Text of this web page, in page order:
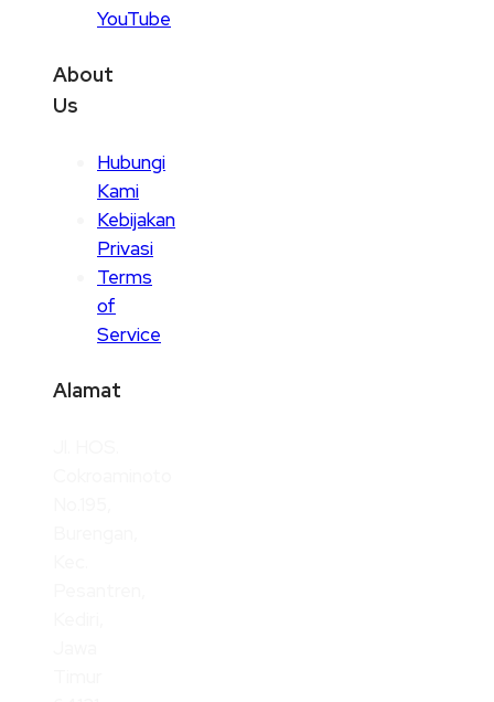
YouTube
About
Us
Hubungi
Kami
Kebijakan
Privasi
Terms
of
Service
Alamat